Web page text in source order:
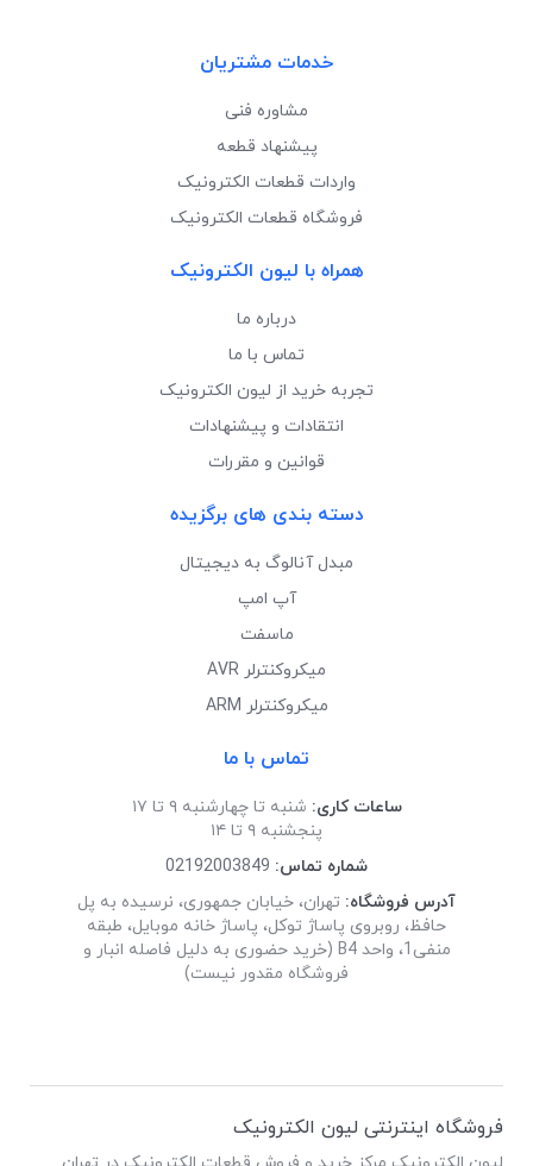
خدمات مشتریان
مشاوره فنی
پیشنهاد قطعه
واردات قطعات الکترونیک
فروشگاه قطعات الکترونیک
همراه با لیون الکترونیک
درباره ما
تماس با ما
تجربه خرید از لیون الکترونیک
انتقادات و پیشنهادات
قوانین و مقررات
دسته بندی های برگزیده
مبدل آنالوگ به دیجیتال
آپ امپ
ماسفت
میکروکنترلر AVR
میکروکنترلر ARM
تماس با ما
ساعات کاری:شنبه تا چهارشنبه ۹ تا ۱۷
پنجشنبه ۹ تا ۱۴
شماره تماس: 02192003849
آدرس فروشگاه:تهران، خیابان جمهوری، نرسیده به پل
حافظ، روبروی پاساژ توکل، پاساژ خانه موبایل، طبقه
منفی1، واحد B4 (خرید حضوری به دلیل فاصله انبار و
فروشگاه مقدور نیست)
فروشگاه اینترنتی لیون الکترونیک